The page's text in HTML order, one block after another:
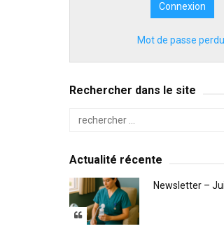
Mot de passe
Rechercher dans le site
Actualité récente
Newsletter –